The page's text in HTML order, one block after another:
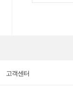
고객센터